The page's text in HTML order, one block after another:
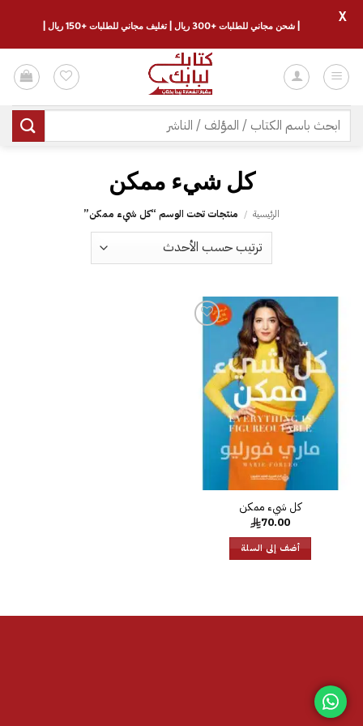
للمحتوى
البحث
عن:
كل شيء ممكن
الرئيسية / منتجات تحت الوسم “كل شيء ممكن”
الرغبات
كل شيء ممكن
70.00
أضف إلى السلة
| شحن مجاني للطلبات +300 ريال | تغليف مجاني للطلبات +150 ريال |
X